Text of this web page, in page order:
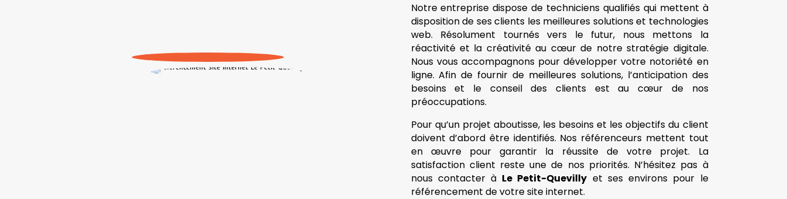
Notre entreprise dispose de techniciens qualifiés qui mettent à
disposition de ses clients les meilleures solutions et technologies
web. Résolument tournés vers le futur, nous mettons la
réactivité et la créativité au cœur de notre stratégie digitale.
Nous vous accompagnons pour développer votre notoriété en
ligne. Afin de fournir de meilleures solutions, l’anticipation des
besoins et le conseil des clients est au cœur de nos
préoccupations.
Pour qu’un projet aboutisse, les besoins et les objectifs du client
doivent d’abord être identifiés. Nos référenceurs mettent tout
en œuvre pour garantir la réussite de votre projet. La
satisfaction client reste une de nos priorités. N’hésitez pas à
nous contacter à Le Petit-Quevilly et ses environs pour le
référencement de votre site internet.